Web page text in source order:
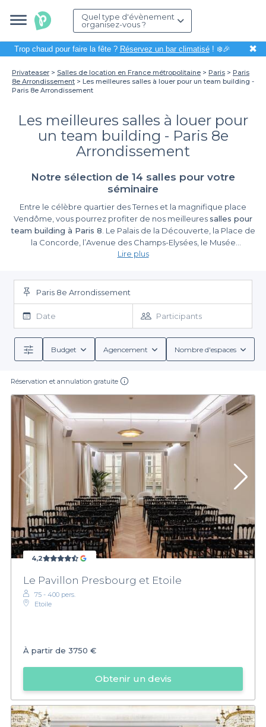
Quel type d'évènement
organisez-vous ?
Trop chaud pour faire la fête ? Réservez un bar climatisé! ❄️🎉 ✖
Privateaser Salles de location en France métropolitaine Paris
Paris
8e Arrondissement
Les meilleures salles à louer pour un team building -
Paris 8e Arrondissement
Les meilleures salles à louer pour
un team building - Paris 8e
Arrondissement
Notre sélection de 14 salles pour votre
séminaire
Entre le célèbre quartier des Ternes et la magnifique place
Vendôme, vous pourrez profiter de nos meilleures salles pour
team building à Paris 8 . Le Palais de la Découverte, la Place de
la Concorde, l’Avenue des Champs-Elysées, le Musée
Jacquemart-André, voilà les nombreux monuments parisiens
pour team building à Paris 8. Vous aurez des vues imprenables
sur des incontournables de la capitale, vous serez plongé dans
un cadre idyllique et vous serez mis dans des conditions de rêve,
vous n’aurez plus aucune excuse pour ne pas profiter du
vous aurez choisies au préalable, un repas organisé par les
équipes de l’établissement choisi, un verre partagé avec les
autres employés de votre entreprise, le team building peut
occasion. Lessalles pour team building à Paris 8
permettront de partager un moment de détente avec vos
collègues et vous allez adorer, parole de Privateaser. Si nos
offres ne vous conviennent pas, vous pourrez vous tourner vers
notre top des meilleures
salles à louer pour une séance de team
buildingà Paris.
Lire plus
Paris 8e Arrondissement
Date Participants
Budget Agencement Nombre d'espaces
Réservation et annulation gratuite
4,2
Le Pavillon Presbourg et Etoile
75 - 400 pers.
Etoile
À partir de 3750 €
Obtenir un devis